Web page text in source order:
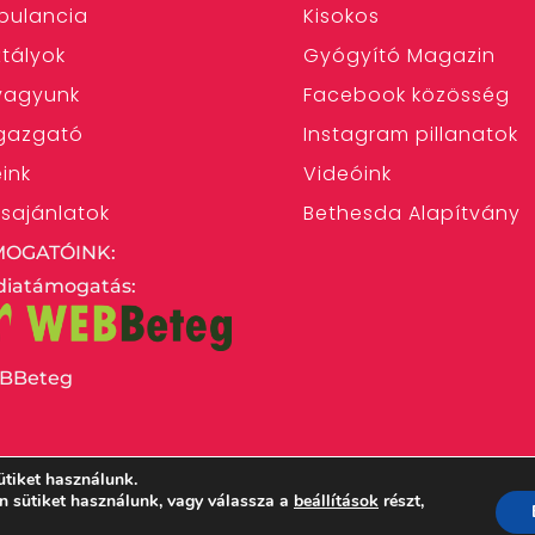
Kisokos
Gyógyító Magazin
Facebook közösség
Instagram pillanatok
Videóink
Bethesda Alapítvány
Bethesda Gyermekkórháza – 1146
használunk.
sütiket használunk, vagy válassza a beállítások részt,